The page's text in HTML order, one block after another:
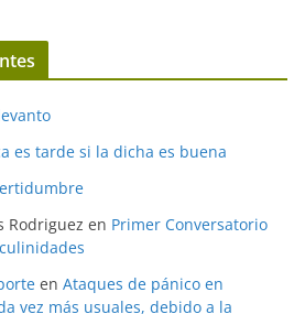
es tarde si la dicha es buena
Rodriguez en Primer Conversatorio
en Ataques de pánico en
vez más usuales, debido a la